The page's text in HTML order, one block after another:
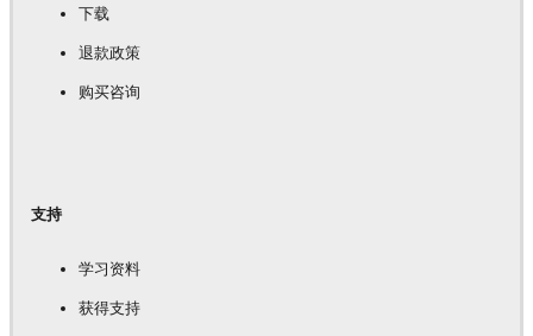
下载
退款政策
购买咨询
支持
学习资料
获得支持